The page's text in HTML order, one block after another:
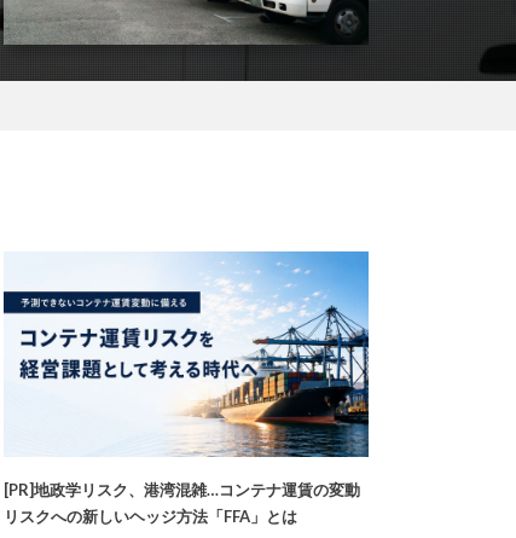
[PR]地政学リスク、港湾混雑…コンテナ運賃の変動
リスクへの新しいヘッジ方法「FFA」とは